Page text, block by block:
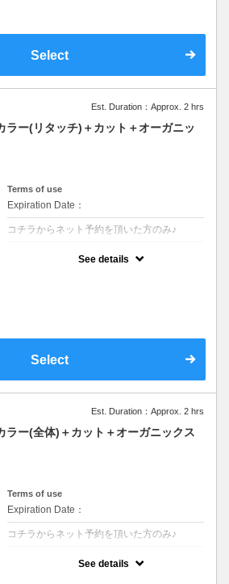
Select
Est. Duration：Approx. 2 hrs
ラー(リタッチ)＋カット＋オーガニッ
Terms of use
Expiration Date：
コチラからネット予約を頂いた方のみ♪
See details
Select
Est. Duration：Approx. 2 hrs
ラー(全体)＋カット＋オーガニックス
Terms of use
Expiration Date：
コチラからネット予約を頂いた方のみ♪
See details